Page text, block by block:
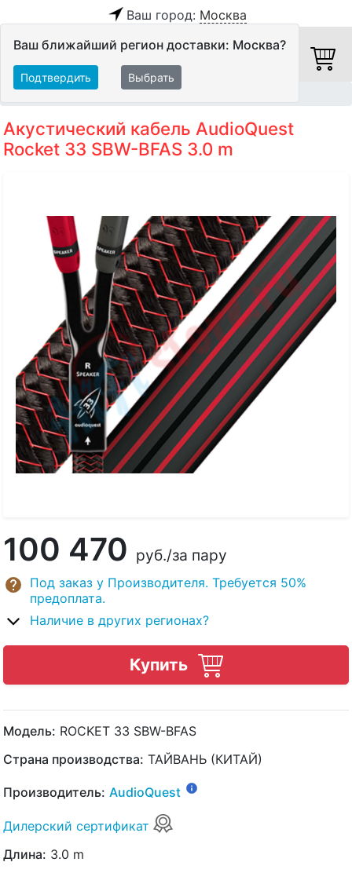
Ваш город: Москва
Ваш ближайший регион доставки: Москва?
Подтвердить Выбрать
Акустический кабель AudioQuest
Rocket 33 SBW-BFAS 3.0 m
100 470 руб./за пару
Под заказ у Производителя. Требуется 50%
предоплата.
Наличие в других регионах?
Купить
Модель: ROCKET 33 SBW-BFAS
Страна производства: ТАЙВАНЬ (КИТАЙ)
Производитель: AudioQuest
Дилерский сертификат
Длина: 3.0 m